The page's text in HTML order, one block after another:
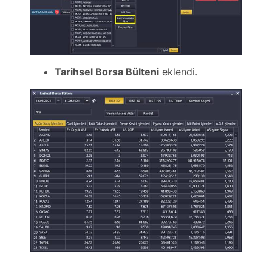
Tarihsel Borsa Bülteni eklendi.